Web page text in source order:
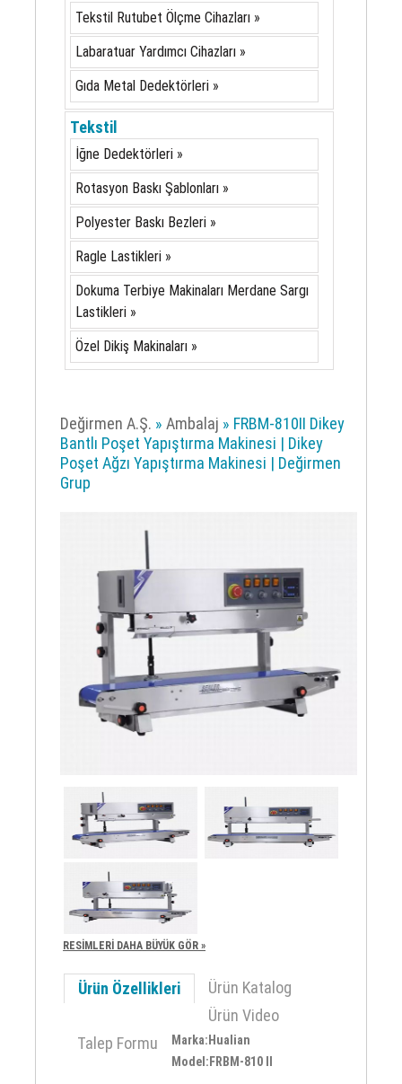
Tekstil Rutubet Ölçme Cihazları »
Labaratuar Yardımcı Cihazları »
Gıda Metal Dedektörleri »
Tekstil
İğne Dedektörleri »
Rotasyon Baskı Şablonları »
Polyester Baskı Bezleri »
Ragle Lastikleri »
Dokuma Terbiye Makinaları Merdane Sargı
Lastikleri »
Özel Dikiş Makinaları »
Değirmen A.Ş. » Ambalaj » FRBM-810II Dikey
Bantlı Poşet Yapıştırma Makinesi | Dikey
Poşet Ağzı Yapıştırma Makinesi | Değirmen
Grup
RESİMLERİ DAHA BÜYÜK GÖR »
Ürün Özellikleri
Ürün Katalog
Ürün Video
Talep Formu
Marka:Hualian
Model:FRBM-810 II